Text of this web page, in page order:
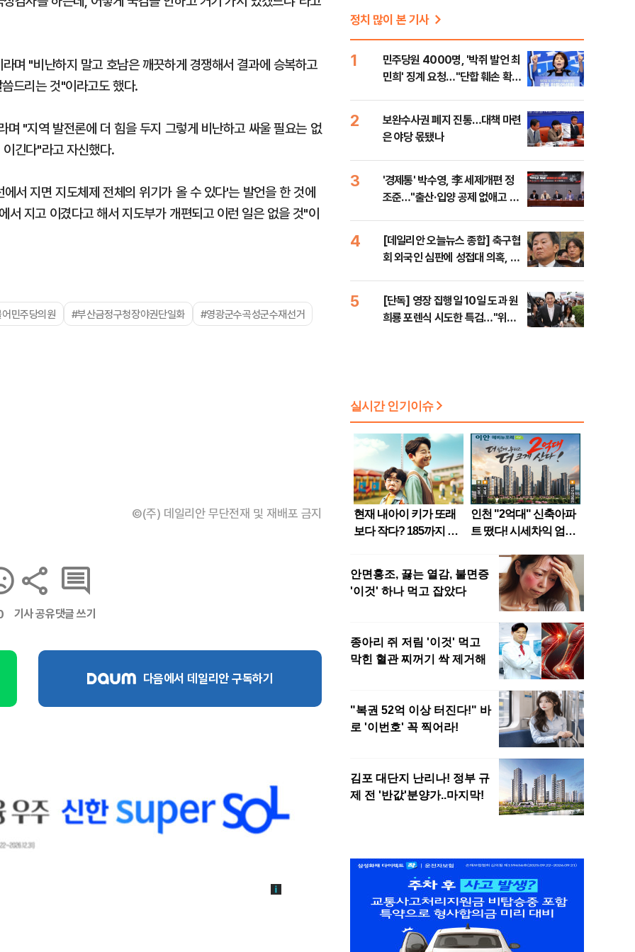
며 "비난하지 말고 호남은 깨끗하게 경쟁해서 결과에 승복하고
드리는 것"이라고도 했다.
"지역 발전론에 더 힘을 두지 그렇게 비난하고 싸울 필요는 없
긴다"라고 자신했다.
서 지면 지도체제 전체의 위기가 올 수 있다'는 발언을 한 것에
지고 이겼다고 해서 지도부가 개편되고 이런 일은 없을 것"이
민주당의원 #부산금정구청장야권단일화 #영광군수곡성군수재선거
©(주) 데일리안 무단전재 및 재배포 금지
기사 공유댓글 쓰기
다음에서 데일리안 구독하기
정치 많이 본 기사
1
민주당원 4000명, '박쥐 발언 최
민희' 징계 요청…"단합 훼손 확인
2
보완수사권 폐지 진통…대책 마련
은 야당 몫됐나
3
'경제통' 박수영, 李 세제개편 정
조준…"출산·입양 공제 없애고 세
4
[데일리안 오늘뉴스 종합] 축구협
회 외국인 심판에 성접대 의혹, 李
이닉스 프리마켓 시초가 논란 재
점화, 김민석 "과반 승리 가능성
5
[단독] 영장 집행일 10일 도과 원
희룡 포렌식 시도한 특검…"위법